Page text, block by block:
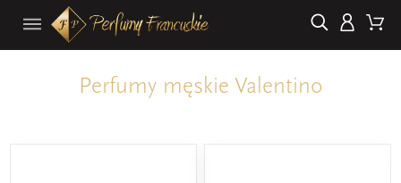
Perfumy męskie Valentino